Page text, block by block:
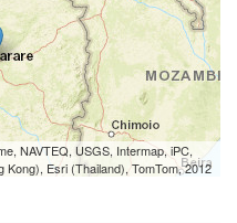
NAVTEQ, USGS, Intermap, iPC,
Esri (Thailand), TomTom, 2012